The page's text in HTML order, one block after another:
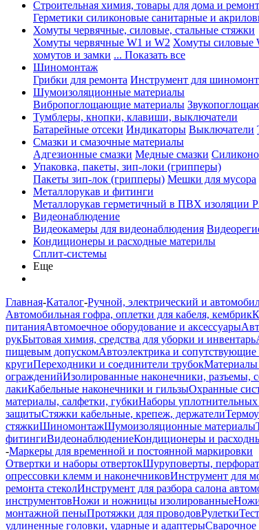
Строительная химия, товары для дома и
Герметики силиконовые санитарные и
Хомуты червячные, силовые, стальные стяжки
Хомуты червячные W1 и W2 Хомуты силовые
хомутов и замки ... Показать все
Шиномонтаж
Грибки для ремонта Инструмент для
Шумоизоляционные материалы
Вибропоглощающие материалы
Тумблеры, кнопки, клавиши, выключатели
Батарейные отсеки Индикаторы Выключатели
Смазки и смазочные материалы
Адгезионные смазки Медные смазки
Упаковка, пакеты, зип-локи (грипперы)
Пакеты зип-лок (грипперы) Мешки для мусора
Металлорукав и фитинги
Металлорукав герметичный в ПВХ изоляции
Видеонаблюдение
Видеокамеры для видеонаблюдения
Кондиционеры и расходные материлы
Сплит-системы
Еще
Главная-Каталог-Ручной, электрический и
Автомобильная гофра, оплетки для кабеля, кембрик
питанияАвтомоечное оборудование и аксессуары
рукБытовая химия, средства для уборки и инвентарь
пищевым допускомАвтоэлектрика и сопутствующие
кругиПереходники и соединители трубокМатериалы
огражденийИзолированные наконечники, разъемы,
лакиКабельные наконечники и гильзыОхранные
материалы, салфетки, губкиНаборы
защитыСтяжки кабельные, крепеж, держатели
стяжкиШиномонтажШумоизоляционные материалы
фитингиВидеонаблюдениеКондиционеры и
-Маркеры для временной и постоянной маркировки
Отвертки и наборы отвертокШуруповерты,
опрессовки клемм и наконечниковИнструмент для
ремонта стеколИнструмент для разбора салона
инструментовНожи и ножницы изолированные
монтажной пеныПротяжки для проводовРулетки
удлиненные головки, ударные и адаптерыСварочное